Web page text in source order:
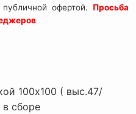
офертой. Просьба
100х100 ( выс.47/
сборе